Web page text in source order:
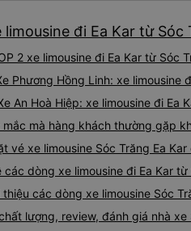
đi Ea Kar từ
2 xe limousine đi Ea Kar từ Sóc
Phương Hồng Linh: xe
An Hoà Hiệp: xe limousine đi Ea
mà hàng khách thường gặp
vé xe limousine Sóc Trăng Ea
các dòng xe limousine đi Ea Kar từ
thiệu các dòng xe limousine Sóc
lượng, review, đánh giá nhà xe